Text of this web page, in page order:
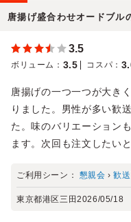
唐揚げ盛合わせオードブル
3.5
ボリューム ： 3.5 コスパ ：
唐揚げの一つ一つが大き
りました。男性が多い歓
た。味のバリエーション
ます。次回も注文したい
ご利用シーン： 懇親会 ›歓
東京都港区三田2026/05/18